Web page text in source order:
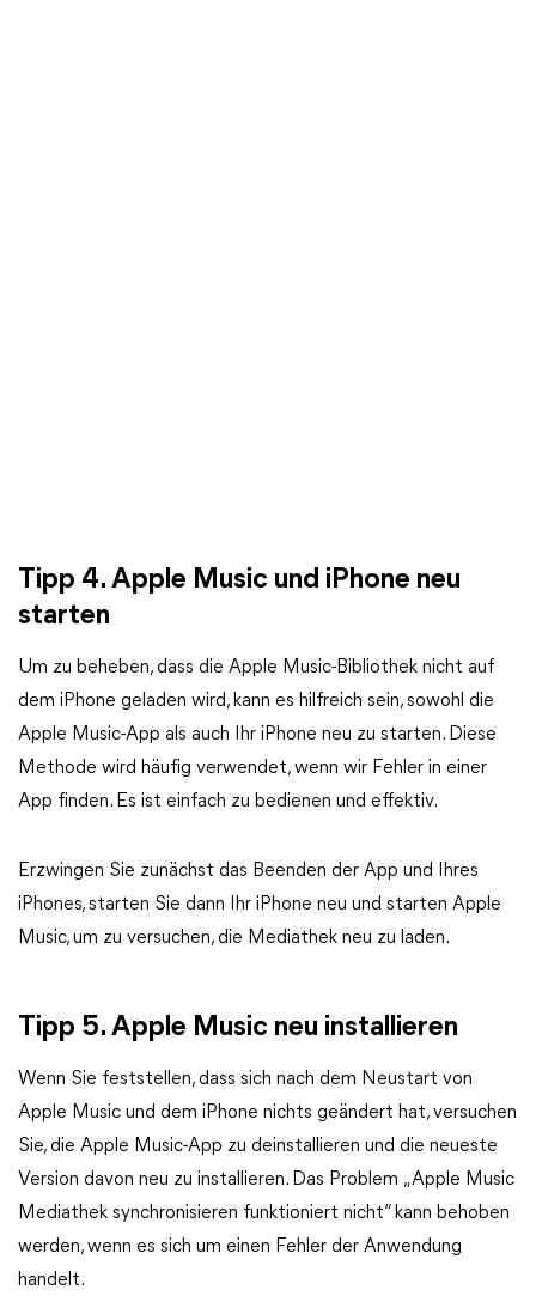
Tipp 4. Apple Music und iPhone neu
starten
Um zu beheben, dass die Apple Music-Bibliothek nicht auf
dem iPhone geladen wird, kann es hilfreich sein, sowohl die
Apple Music-App als auch Ihr iPhone neu zu starten. Diese
Methode wird häufig verwendet, wenn wir Fehler in einer
App finden. Es ist einfach zu bedienen und effektiv.
Erzwingen Sie zunächst das Beenden der App und Ihres
iPhones, starten Sie dann Ihr iPhone neu und starten Apple
Music, um zu versuchen, die Mediathek neu zu laden.
Tipp 5. Apple Music neu installieren
Wenn Sie feststellen, dass sich nach dem Neustart von
Apple Music und dem iPhone nichts geändert hat, versuchen
Sie, die Apple Music-App zu deinstallieren und die neueste
Version davon neu zu installieren. Das Problem „Apple Music
Mediathek synchronisieren funktioniert nicht“ kann behoben
werden, wenn es sich um einen Fehler der Anwendung
handelt.